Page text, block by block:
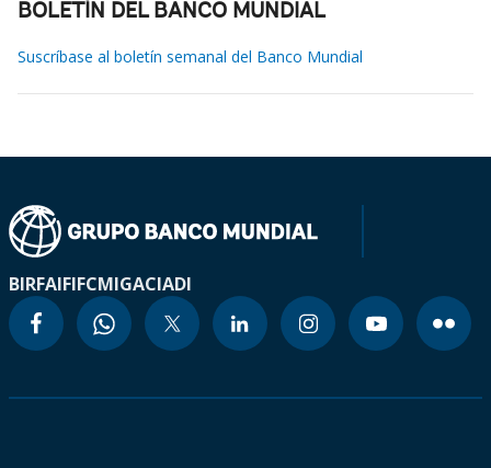
BOLETÍN DEL BANCO MUNDIAL
Suscríbase al boletín semanal del Banco Mundial
BIRFAIFIFCMIGACIADI